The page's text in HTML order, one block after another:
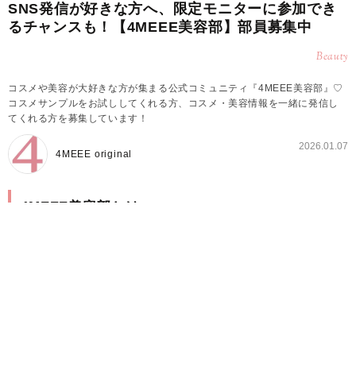
SNS発信が好きな方へ、限定モニターに参加でき
るチャンスも！【4MEEE美容部】部員募集中
Beauty
コスメや美容が大好きな方が集まる公式コミュニティ『4MEEE美容部』♡
コスメサンプルをお試ししてくれる方、コスメ・美容情報を一緒に発信し
てくれる方を募集しています！
4MEEE original
2026.01.07
4MEEE美容部とは